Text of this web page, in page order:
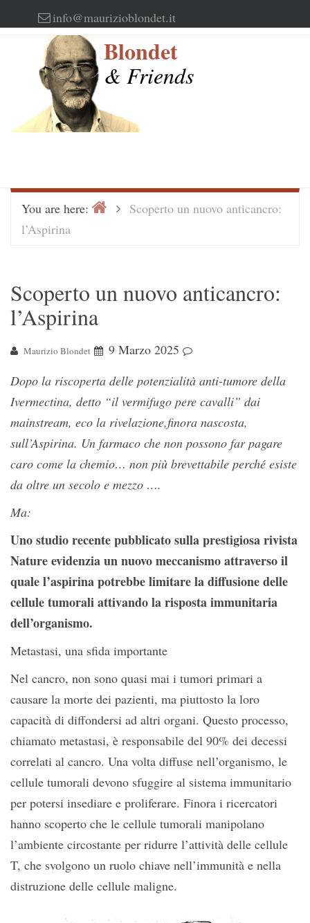
to
info@maurizioblondet.it
Blondet
& Friends
You are here: HomeScoperto un nuovo anticancro:
l’Aspirina
Scoperto un nuovo anticancro:
l’Aspirina
Maurizio Blondet
9 Marzo 2025
Dopo la riscoperta delle potenzialità anti-tumore della
Ivermectina, detto “il vermifugo pere cavalli” dai
mainstream, eco la rivelazione,finora nascosta,
sull’Aspirina. Un farmaco che non possono far pagare
caro come la chemio… non più brevettabile perché esiste
da oltre un secolo e mezzo ….
Ma:
Uno studio recente pubblicato sulla prestigiosa rivista
Nature evidenzia un nuovo meccanismo attraverso il
quale l’aspirina potrebbe limitare la diffusione delle
cellule tumorali attivando la risposta immunitaria
dell’organismo.
Metastasi, una sfida importante
Nel cancro, non sono quasi mai i tumori primari a
causare la morte dei pazienti, ma piuttosto la loro
capacità di diffondersi ad altri organi. Questo processo,
chiamato metastasi, è responsabile del 90% dei decessi
correlati al cancro. Una volta diffuse nell’organismo, le
cellule tumorali devono sfuggire al sistema immunitario
per potersi insediare e proliferare. Finora i ricercatori
hanno scoperto che le cellule tumorali manipolano
l’ambiente circostante per ridurre l’attività delle cellule
T, che svolgono un ruolo chiave nell’immunità e nella
distruzione delle cellule maligne.